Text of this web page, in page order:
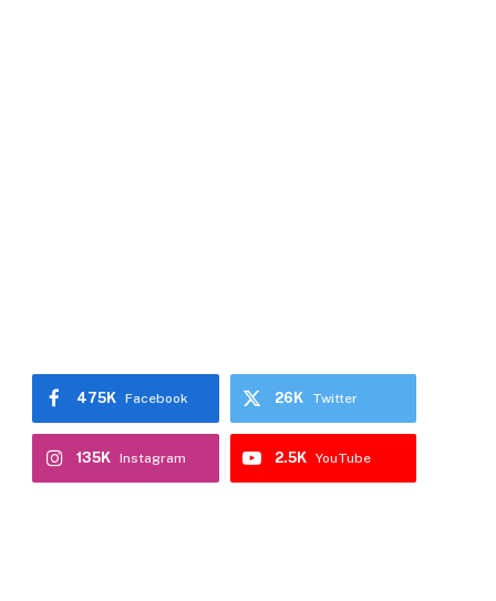
Facebook
475K Twitter
26K
Instagram
135K YouTube
2.5K